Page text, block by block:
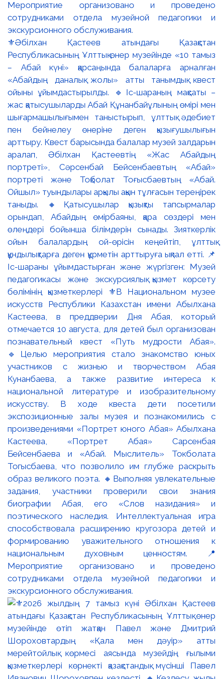
⚜️Әбілхан Қастеев атындағы Қазақстан
Республикасының Ұлттық өнер музейінде «10 тамыз
– Абай күні» қарсаңында балаларға арналған
«Абайдың даналық жолы» атты танымдық квест
ойыны ұйымдастырылды. 🔹Іс-шараның мақсаты –
жас қатысушыларды Абай Құнанбайұлының өмірі мен
шығармашылығымен таныстырып, ұлттық әдебиет
пен бейнелеу өнеріне деген қызығушылығын
арттыру. Квест барысында балалар музей залдарын
аралап, Әбілхан Қастеевтің «Жас Абайдың
портреті», Сәрсенбай Бейсенбаевтың «Абай»
портреті және Тоқболат Тоғысбаевтың «Абай.
Ойшыл» туындылары арқылы ақын тұлғасын тереңірек
таныды. 🔸Қатысушылар қызықты тапсырмалар
орындап, Абайдың өмірбаяны, қара сөздері мен
өлеңдері бойынша білімдерін сынады. Зияткерлік
ойын балалардың ой-өрісін кеңейтіп, ұлттық
құндылықтарға деген құрметін арттыруға ықпал етті. 📌
Іс-шараны ұйымдастырған және жүргізген: Музей
педагогикасы және экскурсиялық қызмет көрсету
бөлімінің қызметкерлері ⚜️В Национальном музее
искусств Республики Казахстан имени Абылхана
Кастеева, в преддверии Дня Абая, который
отмечается 10 августа, для детей был организован
познавательный квест «Путь мудрости Абая».
🔹Целью мероприятия стало знакомство юных
участников с жизнью и творчеством Абая
Кунанбаева, а также развитие интереса к
национальной литературе и изобразительному
искусству. В ходе квеста дети посетили
экспозиционные залы музея и познакомились с
произведениями «Портрет юного Абая» Абылхана
Кастеева, «Портрет Абая» Сарсенбая
Бейсенбаева и «Абай. Мыслитель» Токболата
Тогысбаева, что позволило им глубже раскрыть
образ великого поэта. 🔸Выполняя увлекательные
задания, участники проверили свои знания
биографии Абая, его «Слов назидания» и
поэтического наследия. Интеллектуальная игра
способствовала расширению кругозора детей и
формированию уважительного отношения к
национальным духовным ценностям. 📍
Мероприятие организовано и проведено
сотрудниками отдела музейной педагогики и
экскурсионного обслуживания.